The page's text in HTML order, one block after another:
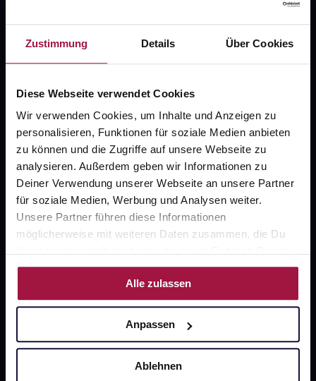
Zustimmung Details Über Cookies
Diese Webseite verwendet Cookies
Wir verwenden Cookies, um Inhalte und Anzeigen zu
personalisieren, Funktionen für soziale Medien anbieten
zu können und die Zugriffe auf unsere Webseite zu
analysieren. Außerdem geben wir Informationen zu
Deiner Verwendung unserer Webseite an unsere Partner
für soziale Medien, Werbung und Analysen weiter.
Unsere Partner führen diese Informationen
möglicherweise mit weiteren Daten zusammen, die Du
Nutzung der Dienste gesammelt haben.
Alle zulassen
Anpassen
Ablehnen
Fragen zu Deiner Bestellung?
Widerrufsformular
Über uns
Karriere
Barrierefreiheitserklärung
PAYBACK